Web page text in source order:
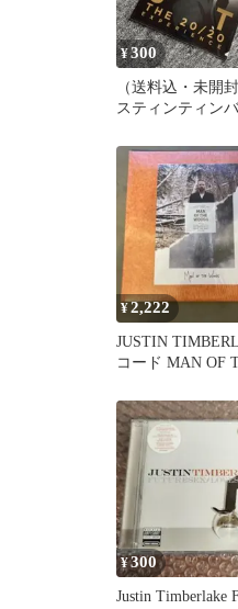
¥300
（送料込・未開
スティンティンバ
¥2,222
JUSTIN
コード MAN OF
¥300
Justin Timberlake